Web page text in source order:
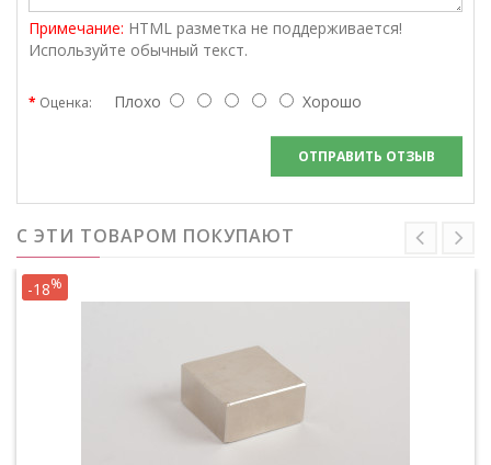
Примечание: HTML разметка не поддерживается!
Используйте обычный текст.
Оценка: Плохо Хорошо
ОТПРАВИТЬ ОТЗЫВ
С ЭТИ ТОВАРОМ ПОКУПАЮТ
-18%